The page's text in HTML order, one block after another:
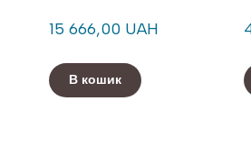
15 666,00 UAH
В кошик